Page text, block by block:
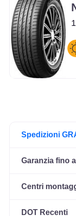
Spedizioni
Garanzia fino
Centri
DOT Recenti